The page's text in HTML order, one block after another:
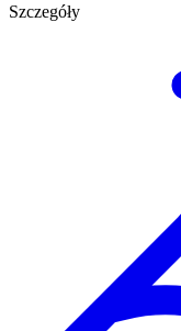
Szczegóły